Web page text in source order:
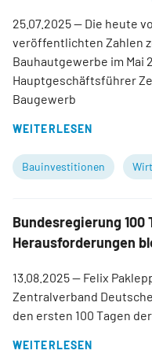
25.07.2025— Die heute
veröffentlichten Zahlen
Bauhautgewerbe im Mai
Hauptgeschäftsführer
Baugewerb
WEITERLESEN
Bauinvestitionen
Bundesregierung
Herausforderungen
13.08.2025— Felix
Zentralverband
den ersten 100 Tagen
WEITERLESEN